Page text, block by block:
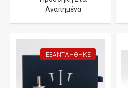
Αγαπημένα
ΕΞΑΝΤΛΉΘΗΚΕ